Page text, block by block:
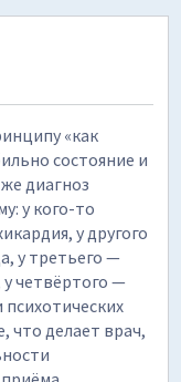
«как
состояние и
диагноз
у кого-то
у другого
у третьего —
четвёртого —
что делает врач,